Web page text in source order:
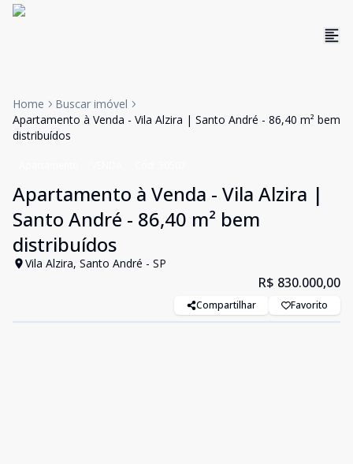
Home
Buscar imóvel
Apartamento à Venda - Vila Alzira | Santo André - 86,40 m² bem
distribuídos
Apartamento à Venda - Vila Alzira |
Santo André - 86,40 m² bem
distribuídos
Vila Alzira, Santo André - SP
R$ 830.000,00
Compartilhar Favorito